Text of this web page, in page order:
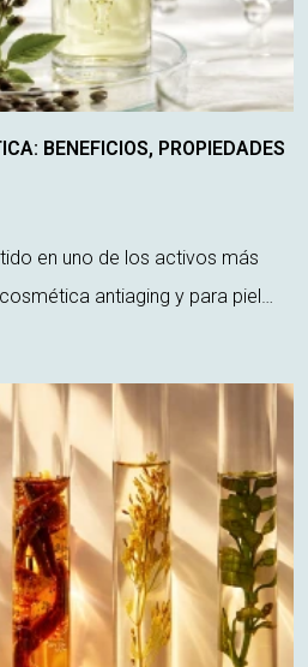
BENEFICIOS, PROPIEDADES
en uno de los activos más
antiaging y para piel